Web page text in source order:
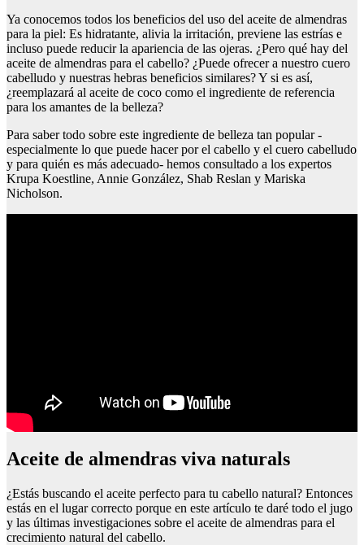
Ya conocemos todos los beneficios del uso del aceite de almendras
para la piel: Es hidratante, alivia la irritación, previene las estrías e
incluso puede reducir la apariencia de las ojeras. ¿Pero qué hay del
aceite de almendras para el cabello? ¿Puede ofrecer a nuestro cuero
cabelludo y nuestras hebras beneficios similares? Y si es así,
¿reemplazará al aceite de coco como el ingrediente de referencia
para los amantes de la belleza?
Para saber todo sobre este ingrediente de belleza tan popular -
especialmente lo que puede hacer por el cabello y el cuero cabelludo
y para quién es más adecuado- hemos consultado a los expertos
Krupa Koestline, Annie González, Shab Reslan y Mariska
Nicholson.
Aceite de almendras viva naturals
¿Estás buscando el aceite perfecto para tu cabello natural? Entonces
estás en el lugar correcto porque en este artículo te daré todo el jugo
y las últimas investigaciones sobre el aceite de almendras para el
crecimiento natural del cabello.